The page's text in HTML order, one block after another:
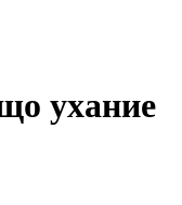
ухание